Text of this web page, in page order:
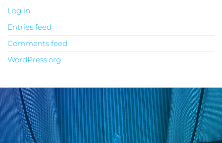
Log in
Entries feed
Comments feed
WordPress.org